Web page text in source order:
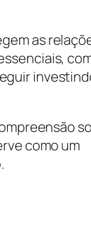
as
como um